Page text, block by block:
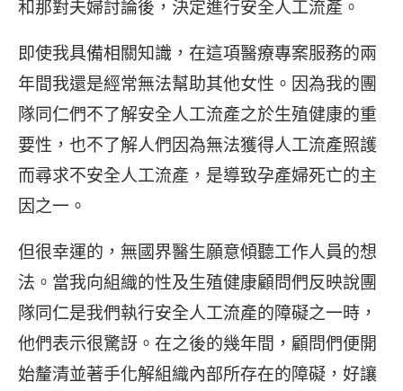
和那對夫婦討論後，決定進行安全人工流產。
即使我具備相關知識，在這項醫療專案服務的兩
年間我還是經常無法幫助其他女性。因為我的團
隊同仁們不了解安全人工流產之於生殖健康的重
要性，也不了解人們因為無法獲得人工流產照護
而尋求不安全人工流產，是導致孕產婦死亡的主
因之一。
但很幸運的，無國界醫生願意傾聽工作人員的想
法。當我向組織的性及生殖健康顧問們反映說團
隊同仁是我們執行安全人工流產的障礙之一時，
他們表示很驚訝。在之後的幾年間，顧問們便開
始釐清並著手化解組織內部所存在的障礙，好讓